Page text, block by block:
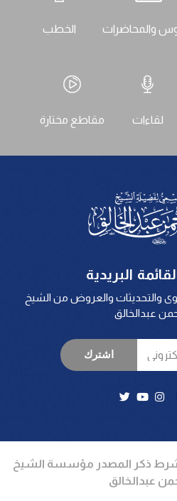
والمحاضرات الخطب
لقاءات مقاطع مختارة
البريدية
والتحديثات والعروض من الشيخ
عبدالخالق
اشترك
ذكر المصدر مؤسسة الشيخ
عبدالخالق